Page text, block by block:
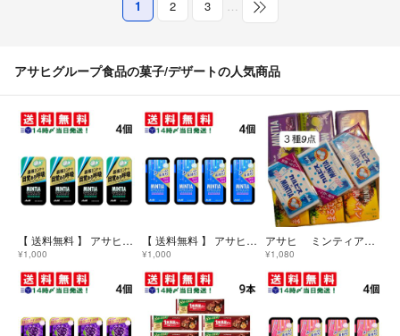
1 2 3 …
アサヒグループ食品の菓子/デザートの人気商品
【 送料無料 】 アサヒグループ食品 ミンティアブリーズ ウルトラブラック 30粒 × 4個 まとめ買い
¥1,000
【 送料無料 】 アサヒグループ食品 ミンティアブリーズ リフレッシュブルー 30粒 × 4個 まとめ買い
¥1,000
アサヒ ミンティア カルピス 完熟パイナップル グレープ ぶどう ３種9点
¥1,080